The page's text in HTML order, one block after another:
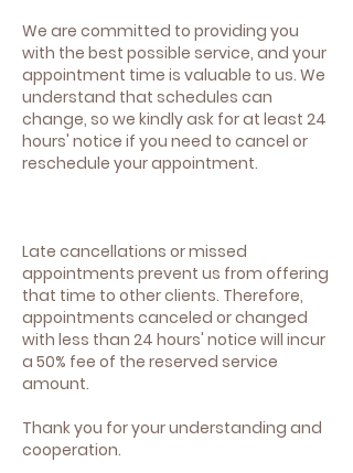
We are committed to providing you
with the best possible service, and your
appointment time is valuable to us. We
understand that schedules can
change, so we kindly ask for at least 24
hours' notice if you need to cancel or
reschedule your appointment.
Late cancellations or missed
appointments prevent us from offering
that time to other clients. Therefore,
appointments canceled or changed
with less than 24 hours' notice will incur
a 50% fee of the reserved service
amount.
Thank you for your understanding and
cooperation.